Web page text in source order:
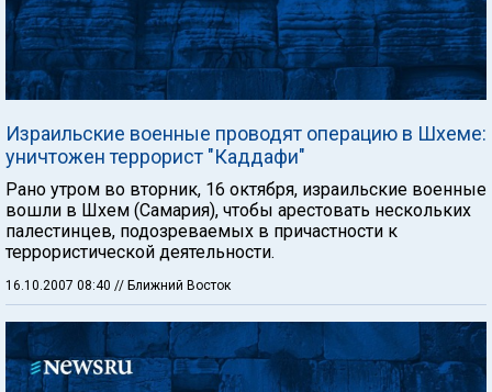
Израильские военные проводят операцию в Шхеме:
уничтожен террорист "Каддафи"
Рано утром во вторник, 16 октября, израильские военные
вошли в Шхем (Самария), чтобы арестовать нескольких
палестинцев, подозреваемых в причастности к
террористической деятельности.
16.10.2007 08:40 // Ближний Восток